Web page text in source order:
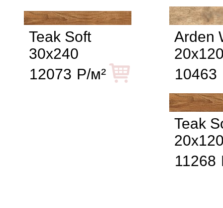
Teak Soft
30x240
12073 Р/м²
Arden
10463
Teak
11268